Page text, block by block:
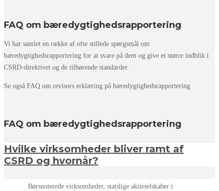
FAQ om bæredygtighedsrapportering
Vi har samlet en række af ofte stillede spørgsmål om
bæredygtighedsrapportering for at svare på dem og give et større indblik i
CSRD-direktivet og de tilhørende standarder.
Se også FAQ om revisors erklæring på bæredygtighedsrapportering
FAQ om bæredygtighedsrapportering
Hvilke virksomheder bliver ramt af
CSRD og hvornår?
Børsnoterede virksomheder, statslige aktieselskaber i